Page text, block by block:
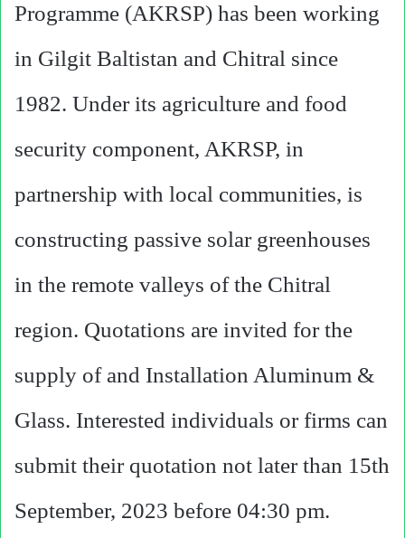
Programme (AKRSP) has been working
in Gilgit Baltistan and Chitral since
1982. Under its agriculture and food
security component, AKRSP, in
partnership with local communities, is
constructing passive solar greenhouses
in the remote valleys of the Chitral
region. Quotations are invited for the
supply of and Installation Aluminum &
Glass. Interested individuals or firms can
submit their quotation not later than 15th
September, 2023 before 04:30 pm.